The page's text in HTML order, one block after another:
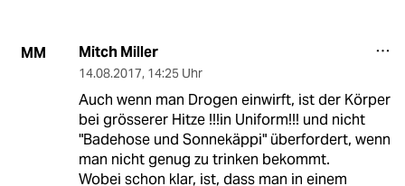
MM Mitch Miller
14.08.2017, 14:25 Uhr
Auch wenn man Drogen einwirft, ist der Körper
bei grösserer Hitze !!!in Uniform!!! und nicht
"Badehose und Sonnekäppi" überfordert, wenn
man nicht genug zu trinken bekommt.
Wobei schon klar, ist, dass man in einem